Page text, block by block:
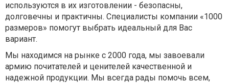
используются в их изготовлении - безопасны,
долговечны и практичны. Специалисты компании «1000
размеров» помогут выбрать идеальный для Вас
вариант.
Мы находимся на рынке с 2000 года, мы завоевали
армию почитателей и ценителей качественной и
надежной продукции. Мы всегда рады помочь всем,